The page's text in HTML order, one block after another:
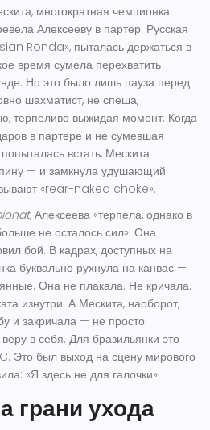
многократная чемпионка
Алексееву в партер. Русская
Ronda», пыталась держаться в
время сумела перехватить
Но это было лишь пауза перед
шахматист, не спеша,
терпеливо выжидая момент. Когда
в партере и не сумевшая
встать, Мескита
— и замкнула удушающий
«rear-naked choke».
, Алексеева «терпела, однако в
не осталось сил». Она
бой. В кадрах, доступных на
буквально рухнула на канвас —
Она не плакала. Не кричала.
изнутри. А Мескита, наоборот,
и закричала — не просто
в себя. Для бразильянки это
Это был выход на сцену мирового
«Я здесь не для галочки».
грани ухода